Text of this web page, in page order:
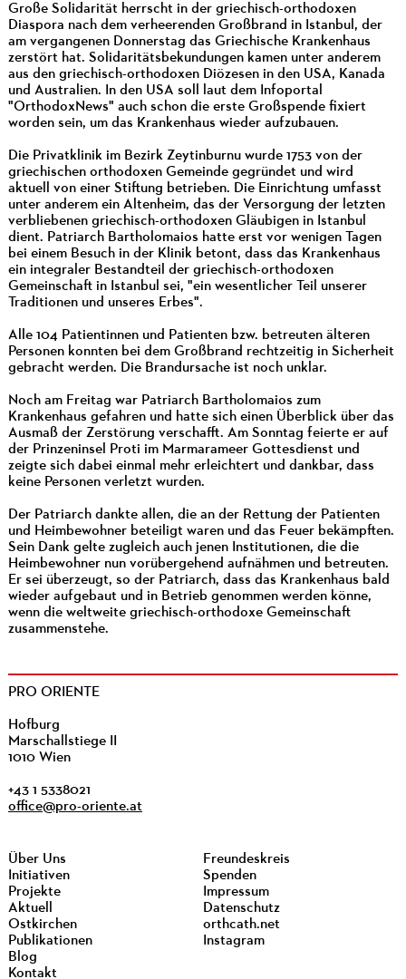
Große Solidarität herrscht in der griechisch-orthodoxen
Diaspora nach dem verheerenden Großbrand in Istanbul, der
am vergangenen Donnerstag das Griechische Krankenhaus
zerstört hat. Solidaritätsbekundungen kamen unter anderem
aus den griechisch-orthodoxen Diözesen in den USA, Kanada
und Australien. In den USA soll laut dem Infoportal
"OrthodoxNews" auch schon die erste Großspende fixiert
worden sein, um das Krankenhaus wieder aufzubauen.
Die Privatklinik im Bezirk Zeytinburnu wurde 1753 von der
griechischen orthodoxen Gemeinde gegründet und wird
aktuell von einer Stiftung betrieben. Die Einrichtung umfasst
unter anderem ein Altenheim, das der Versorgung der letzten
verbliebenen griechisch-orthodoxen Gläubigen in Istanbul
dient. Patriarch Bartholomaios hatte erst vor wenigen Tagen
bei einem Besuch in der Klinik betont, dass das Krankenhaus
ein integraler Bestandteil der griechisch-orthodoxen
Gemeinschaft in Istanbul sei, "ein wesentlicher Teil unserer
Traditionen und unseres Erbes".
Alle 104 Patientinnen und Patienten bzw. betreuten älteren
Personen konnten bei dem Großbrand rechtzeitig in Sicherheit
gebracht werden. Die Brandursache ist noch unklar.
Noch am Freitag war Patriarch Bartholomaios zum
Krankenhaus gefahren und hatte sich einen Überblick über das
Ausmaß der Zerstörung verschafft. Am Sonntag feierte er auf
der Prinzeninsel Proti im Marmarameer Gottesdienst und
zeigte sich dabei einmal mehr erleichtert und dankbar, dass
keine Personen verletzt wurden.
Der Patriarch dankte allen, die an der Rettung der Patienten
und Heimbewohner beteiligt waren und das Feuer bekämpften.
Sein Dank gelte zugleich auch jenen Institutionen, die die
Heimbewohner nun vorübergehend aufnähmen und betreuten.
Er sei überzeugt, so der Patriarch, dass das Krankenhaus bald
wieder aufgebaut und in Betrieb genommen werden könne,
wenn die weltweite griechisch-orthodoxe Gemeinschaft
zusammenstehe.
PRO ORIENTE
Hofburg
Marschallstiege II
1010 Wien
+43 1 5338021
office@pro-oriente.at
Über Uns
Initiativen
Projekte
Aktuell
Ostkirchen
Publikationen
Blog
Kontakt
Freundeskreis
Spenden
Impressum
Datenschutz
orthcath.net
Instagram